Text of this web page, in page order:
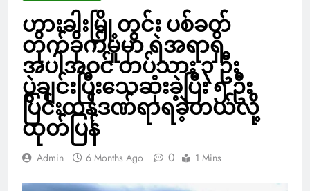
ဟားခါးမြို့တွင်း ပစ်ခတ်
တိုက်ခိုက်မှုမှာ ရဲအရာရှိ
အပါအဝင် တပ်သား ၃ ဦး
ပွဲချင်းပြီးသေဆုံးခဲ့ပြီး ၅ ဦး
ပြင်းထန်ဒဏ်ရာရခဲ့တယ်လို့
ထုတ်ပြန်
Admin 6 Months Ago 0 1 Mins